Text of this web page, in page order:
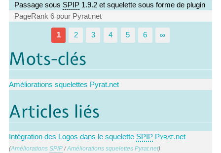
Passage sous SPIP 1.9.2 et squelette sous forme de plugin
PageRank 6 pour Pyrat.net
1 2 3 4 5 6 ∞
Mots-clés
Améliorations squelettes Pyrat.net
Articles liés
Intégration des Logos dans le squelette SPIP Pyrat.net
(AméliorationsSPIP/Améliorations squelettes Pyrat.net)